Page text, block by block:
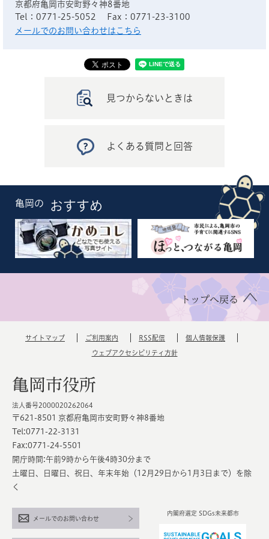
京都府亀岡市安町野々神8番地
Tel：0771-25-5052
Fax：0771-23-3100
メールでのお問い合わせはこちら
見つからないときは
よくある質問と回答
亀岡の おすすめ
トップへ戻る
サイトマップ ご利用案内 RSS配信 個人情報保護
ウェブアクセシビリティ方針
亀岡市役所
法人番号2000020262064
〒621-8501 京都府亀岡市安町野々神8番地
Tel:0771-22-3131
Fax:0771-24-5501
開庁時間:午前9時から午後4時30分まで
土曜日、日曜日、祝日、年末年始（12月29日から1月3日まで）を除
く
内閣府選定 SDGs未来都市
メールでのお問い合わせ